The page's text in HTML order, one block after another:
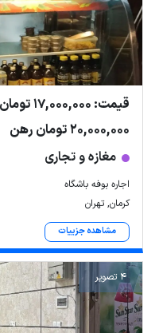
Leaflet | Map data ©ariamarz.com
قیمت: 17,000,000 تومان اجاره
20,000,000 تومان رهن
مغازه و تجاری
اجاره بوفه باشگاه
کرمان, تهران
مشاهده جزییات
4 تصویر